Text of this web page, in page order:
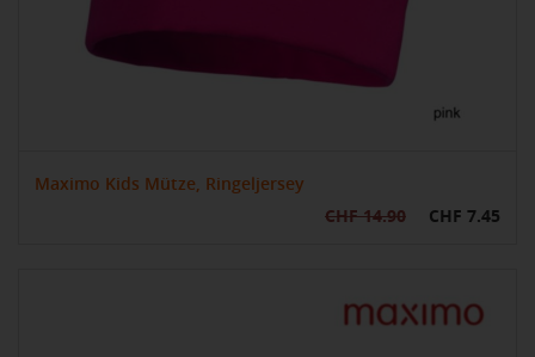
Maximo Kids Mütze, Ringeljersey
CHF 14.90
CHF 7.45